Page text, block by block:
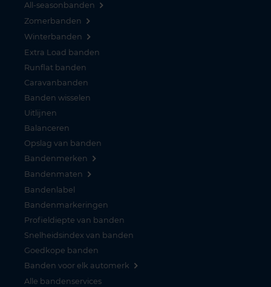
All-seasonbanden
Zomerbanden
Winterbanden
Extra Load banden
Runflat banden
Caravanbanden
Banden wisselen
Uitlijnen
Balanceren
Opslag van banden
Bandenmerken
Bandenmaten
Bandenlabel
Bandenmarkeringen
Profieldiepte van banden
Snelheidsindex van banden
Goedkope banden
Banden voor elk automerk
Alle bandenservices